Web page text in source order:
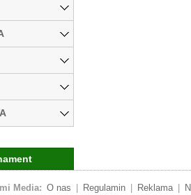
Media: O nas Regulamin Reklama